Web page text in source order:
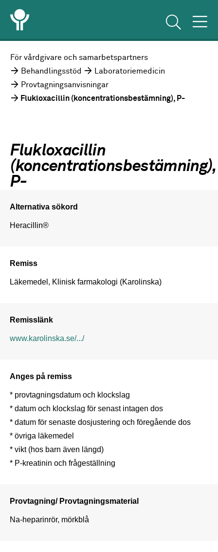
För vårdgivare och samarbetspartners
Behandlingsstöd
Laboratoriemedicin
Provtagningsanvisningar
Flukloxacillin (koncentrationsbestämning), P-
Flukloxacillin
(koncentrationsbestämning),
P-
Alternativa sökord
Heracillin®
Remiss
Läkemedel, Klinisk farmakologi (Karolinska)
Remisslänk
www.karolinska.se/.../
Anges på remiss
* provtagningsdatum och klockslag
* datum och klockslag för senast intagen dos
* datum för senaste dosjustering och föregående dos
* övriga läkemedel
* vikt (hos barn även längd)
* P-kreatinin och frågeställning
Provtagning/ Provtagningsmaterial
Na-heparinrör, mörkblå